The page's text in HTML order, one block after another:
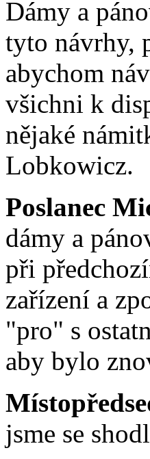
Dámy a
tyto návrhy,
abychom
všichni k
nějaké
Lobkowicz.
Poslanec
dámy a
při
zařízení a
"pro" s
aby bylo
jsme se